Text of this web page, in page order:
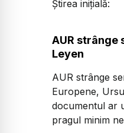
Știrea inițială:
AUR strânge
Leyen
AUR strânge
Europene,
documentul ar
pragul minim